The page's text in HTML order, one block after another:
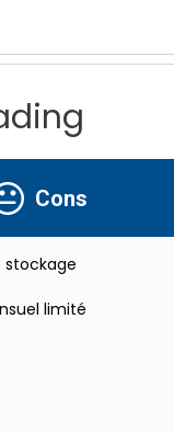
Cons
stockage
limité